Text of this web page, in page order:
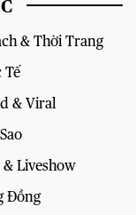
& Thời Trang
Tế
& Viral
Liveshow
Đồng